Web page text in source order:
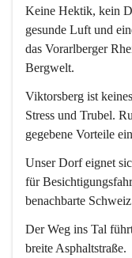
Keine Hektik, kein
gesunde Luft und
das Vorarlberger
Bergwelt.
Viktorsberg ist
Stress und Trubel.
gegebene Vorteile
Unser Dorf eignet
für
benachbarte
Der Weg ins Tal
breite Asphaltstraße.